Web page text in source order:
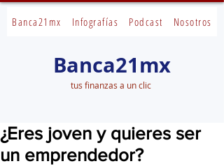
Banca21mx Infografías Podcast Nosotros
Banca21mx
tus finanzas a un clic
¿Eres joven y quieres ser
un emprendedor?